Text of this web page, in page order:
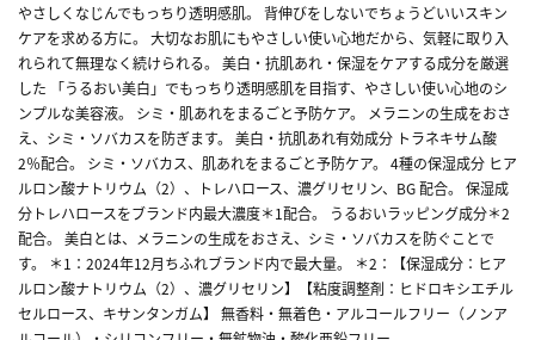
やさしくなじんでもっちり透明感肌。 背伸びをしないでちょうどいいスキン
ケアを求める方に。 大切なお肌にもやさしい使い心地だから、気軽に取り入
れられて無理なく続けられる。 美白・抗肌あれ・保湿をケアする成分を厳選
した 「うるおい美白」でもっちり透明感肌を目指す、やさしい使い心地のシ
ンプルな美容液。 シミ・肌あれをまるごと予防ケア。 メラニンの生成をおさ
え、シミ・ソバカスを防ぎます。 美白・抗肌あれ有効成分 トラネキサム酸
2％配合。 シミ・ソバカス、肌あれをまるごと予防ケア。 4種の保湿成分 ヒア
ルロン酸ナトリウム（2）、トレハロース、濃グリセリン、BG 配合。 保湿成
分トレハロースをブランド内最大濃度＊1配合。 うるおいラッピング成分＊2
配合。 美白とは、メラニンの生成をおさえ、シミ・ソバカスを防ぐことで
す。 ＊1：2024年12月ちふれブランド内で最大量。 ＊2：【保湿成分：ヒア
ルロン酸ナトリウム（2）、濃グリセリン】【粘度調整剤：ヒドロキシエチル
セルロース、キサンタンガム】 無香料・無着色・アルコールフリー（ノンア